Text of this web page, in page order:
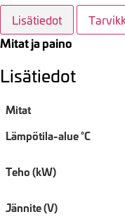
Lisätiedot
Mitat ja paino
Lisätiedot
Mitat
Lämpötila-alue °C
Teho (kW)
Jännite (V)